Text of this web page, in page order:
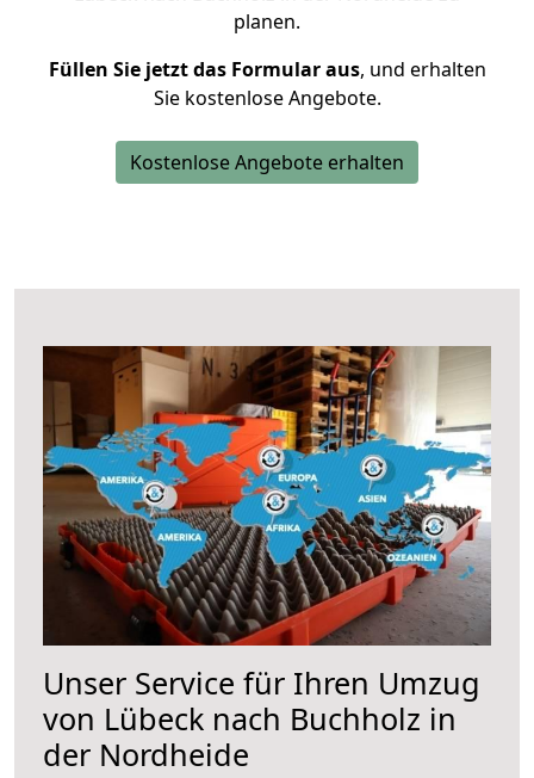
planen.
Füllen Sie jetzt das Formular aus, und erhalten
Sie kostenlose Angebote.
Kostenlose Angebote erhalten
Unser Service für Ihren Umzug
von Lübeck nach Buchholz in
der Nordheide